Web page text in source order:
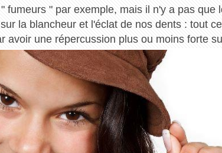
fumeurs " par exemple, mais il n'y a pas que
la blancheur et l'éclat de nos dents : tout
avoir une répercussion plus ou moins forte